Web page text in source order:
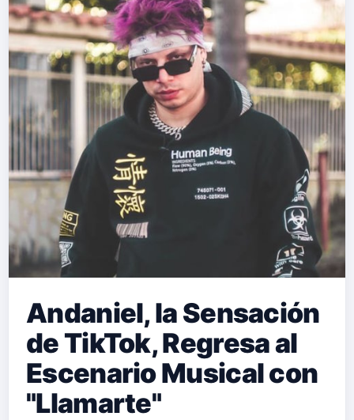
Andaniel, la Sensación
de TikTok, Regresa al
Escenario Musical con
"Llamarte"